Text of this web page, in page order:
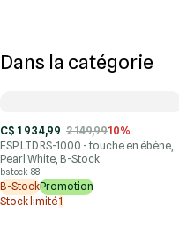
Dans la catégorie
C$ 1 934,99 2 149,9910%
ESP LTD RS-1000 - touche en ébène,
Pearl White, B-Stock
bstock-88
B-StockPromotion
Stock limité1